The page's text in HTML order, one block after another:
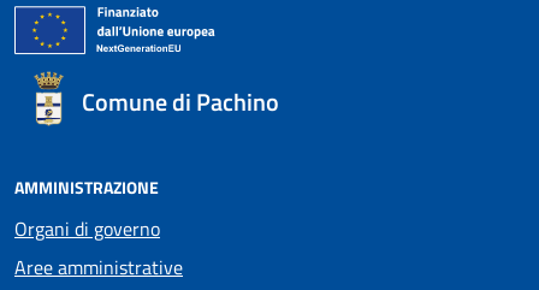
Comune di Pachino
AMMINISTRAZIONE
Organi di governo
Aree amministrative